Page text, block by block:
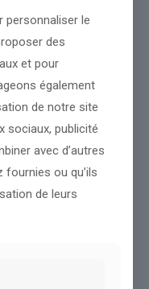
»sa copie
prévient l’organisation
à« réviser »sa
ministre du Travail et
» , a pointé de son côté
chantre d’une baisse
du travail, les
personnaliser le
des
et pour
également
de notre site
sociaux, publicité
avec d’autres
ou qu’ils
de leurs